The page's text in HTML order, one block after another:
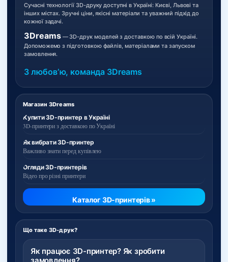
Магазин 3Dreams
Купити 3D-принтер в Україні
3D-принтери з доставкою по Україні
Як вибрати 3D-принтер
Важливо знати перед купівлею
Огляди 3D-принтерів
Відео про різні принтери
Каталог 3D-принтерів »
Що таке 3D-друк?
Як працює 3D-принтер? Як зробити
Сучасні технології 3D-друку доступні в Україні: Києві, Львові та
інших містах. Зручні ціни, якісні матеріали та уважний підхід до
кожної задачі.
3Dreams— 3D-друк моделей з доставкою по всій Україні.
Допоможемо з підготовкою файлів, матеріалами та запуском
замовлення.
З любовʼю, команда 3Dreams